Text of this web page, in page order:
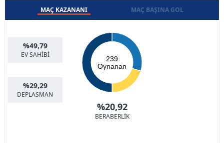
MAÇ KAZANANI MAÇ BAŞINA GOL
%49,79
EV SAHİBİ
%29,29
DEPLASMAN
239
Oynanan
%20,92
BERABERLİK